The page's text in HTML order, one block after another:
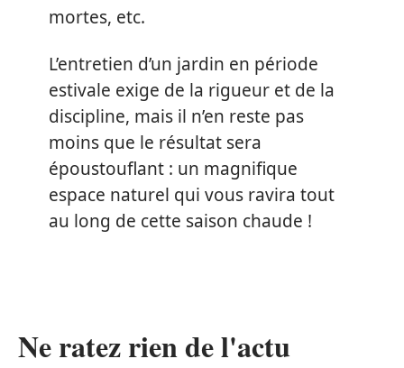
mortes, etc.
L’entretien d’un jardin en période
estivale exige de la rigueur et de la
discipline, mais il n’en reste pas
moins que le résultat sera
époustouflant : un magnifique
espace naturel qui vous ravira tout
au long de cette saison chaude !
Ne ratez rien de l'actu